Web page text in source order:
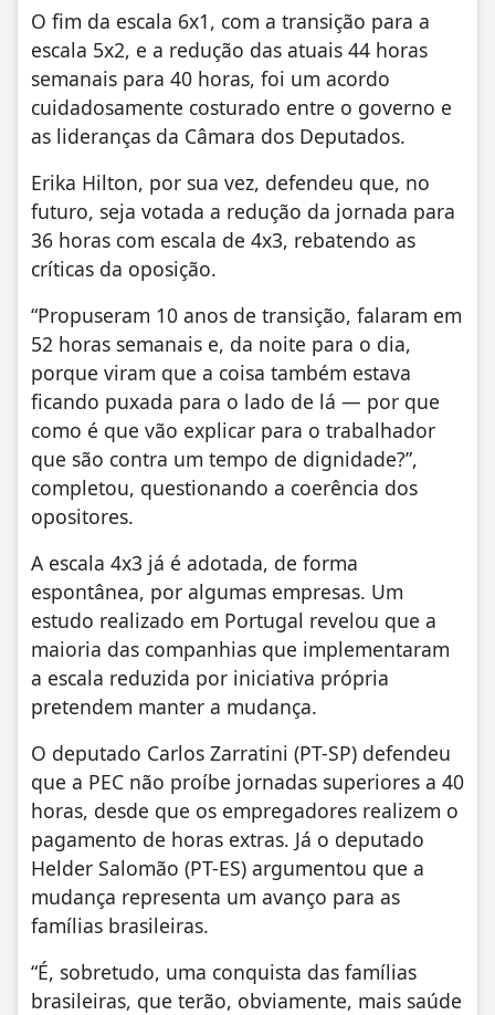
O fim da escala 6x1, com a transição para a
escala 5x2, e a redução das atuais 44 horas
semanais para 40 horas, foi um acordo
cuidadosamente costurado entre o governo e
as lideranças da Câmara dos Deputados.
Erika Hilton, por sua vez, defendeu que, no
futuro, seja votada a redução da jornada para
36 horas com escala de 4x3, rebatendo as
críticas da oposição.
“Propuseram 10 anos de transição, falaram em
52 horas semanais e, da noite para o dia,
porque viram que a coisa também estava
ficando puxada para o lado de lá — por que
como é que vão explicar para o trabalhador
que são contra um tempo de dignidade?”,
completou, questionando a coerência dos
opositores.
A escala 4x3 já é adotada, de forma
espontânea, por algumas empresas. Um
estudo realizado em Portugal revelou que a
maioria das companhias que implementaram
a escala reduzida por iniciativa própria
pretendem manter a mudança.
O deputado Carlos Zarratini (PT-SP) defendeu
que a PEC não proíbe jornadas superiores a 40
horas, desde que os empregadores realizem o
pagamento de horas extras. Já o deputado
Helder Salomão (PT-ES) argumentou que a
mudança representa um avanço para as
famílias brasileiras.
“É, sobretudo, uma conquista das famílias
brasileiras, que terão, obviamente, mais saúde